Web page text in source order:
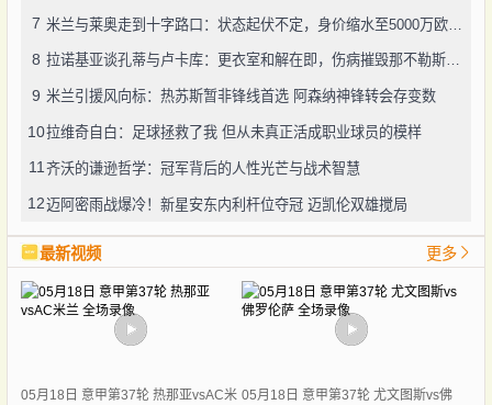
7 米兰与莱奥走到十字路口：状态起伏不定，身价缩水至5000万欧区间
8 拉诺基亚谈孔蒂与卢卡库：更衣室和解在即，伤病摧毁那不勒斯争冠希望
9 米兰引援风向标：热苏斯暂非锋线首选 阿森纳神锋转会存变数
10拉维奇自白：足球拯救了我 但从未真正活成职业球员的模样
11齐沃的谦逊哲学：冠军背后的人性光芒与战术智慧
12迈阿密雨战爆冷！新星安东内利杆位夺冠 迈凯伦双雄搅局
最新视频 更多
05月18日 意甲第37轮 热那亚vsAC米 05月18日 意甲第37轮 尤文图斯vs佛